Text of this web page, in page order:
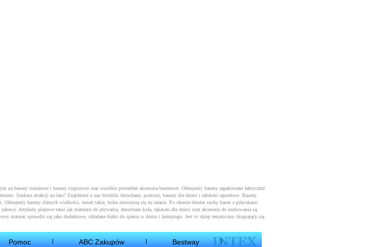
na baseny stelażowe i baseny rozporowe oraz wszelkie potrzebne akcesoria basenowe. Oferujemy baseny zapakowane fabrycznie
Szukasz atrakcji na lato? Znajdziesz u nas brodziki dmuchane, pontony, baseny dla dzieci i zabawki ogrodowe. Baseny
baseny różnych wielkości, nawet takie, które zmieszczą się na tarasie. Po okresie letnim suchy basen z piłeczkami
Artykuły plażowe takie jak materace do pływania , dmuchane koła, rękawki dla dzieci oraz akcesoria do nurkowania są
materac sprawdzi się jako dodatkowe, składane łóżko do spania w domu i kempingu. Jest to sklep tematyczny skupiający się
Pomoc ABC Zakupów Bestway